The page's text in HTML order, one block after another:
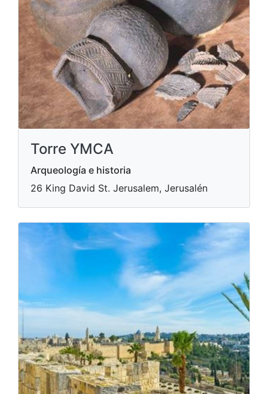
Torre YMCA
Arqueología e historia
26 King David St. Jerusalem, Jerusalén